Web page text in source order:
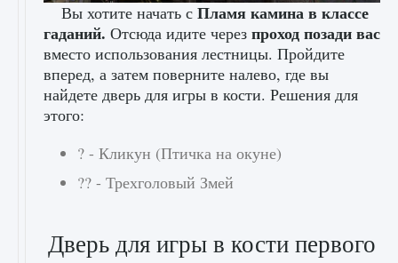
Вы хотите начать с Пламя камина в классе
гаданий. Отсюда идите через проход позади вас
вместо использования лестницы. Пройдите
вперед, а затем поверните налево, где вы
найдете дверь для игры в кости. Решения для
этого:
? - Кликун (Птичка на окуне)
?? - Трехголовый Змей
Дверь для игры в кости первого